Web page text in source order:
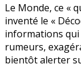
Le Monde, ce «
inventé le «
informations
rumeurs,
bientôt alerter